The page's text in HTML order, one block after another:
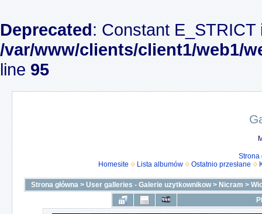
Deprecated: Constant
/var/www/clients/client1/web1/
line 95
Strona
Homesite
Lista albumów Ostatnio przesłane
Strona główna > User galleries - Galerie uzytkownikow> Nicram >